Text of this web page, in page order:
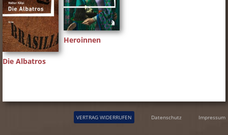
Die Albatros
Heroinnen
VERTRAG WIDERRUFEN Datenschutz Impressum